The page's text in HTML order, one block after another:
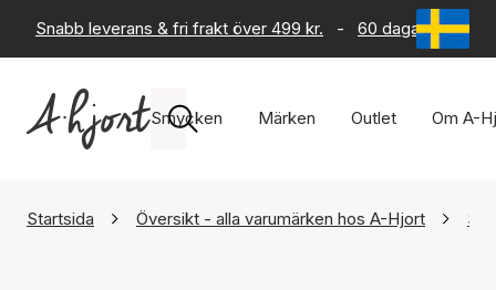
Snabb leverans & fri frakt över 499 kr. - 60 dagars
Smycken Märken Outlet Om A-
Startsida Översikt - alla varumärken hos A-Hjort